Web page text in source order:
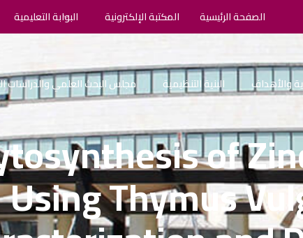
الصفحة الرئيسية المكتبة الإلكترونية البوابة التعليمية
والأهداف البنية التنظيمية مجلس البحث العلمي والدراسات
of
Using Thymus